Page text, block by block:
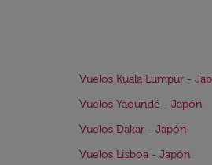
Vuelos Kuala Lumpur -
Vuelos Yaoundé - Japón
Vuelos Dakar - Japón
Vuelos Lisboa - Japón